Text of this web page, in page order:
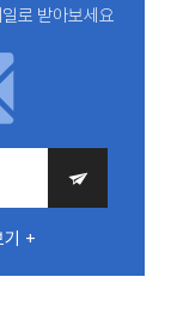
로 받아보세요
기 +